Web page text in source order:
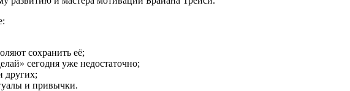
сохранить её;
сегодня уже недостаточно;
других;
и привычки.